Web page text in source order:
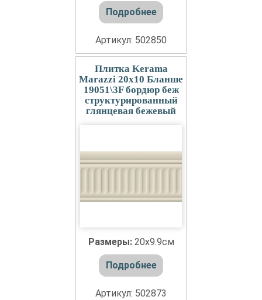
Подробнее
Артикул: 502850
Плитка Kerama
Marazzi 20x10 Бланше
19051\3F бордюр беж
структурированный
глянцевая бежевый
Размеры: 20x9.9см
Подробнее
Артикул: 502873